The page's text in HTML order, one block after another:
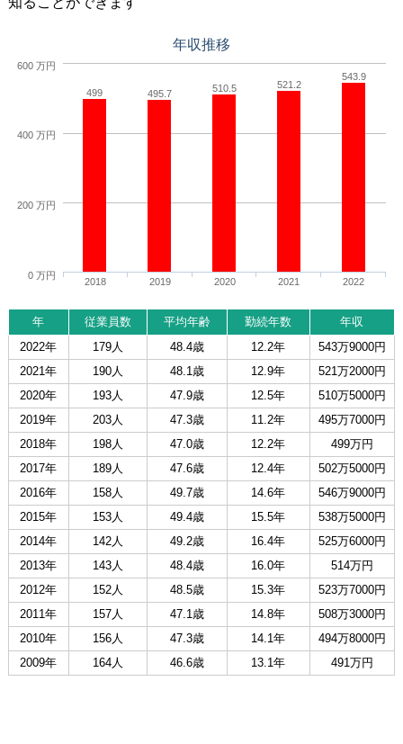
年収推移
499 495.7 510.5 521.2
543.9
2018 2019 2020 2021 2022
0 万円
200 万円
400 万円
600 万円
年 従業員数 平均年齢 勤続年数
年収
2022年
179人 48.4歳 12.2年
543万9000円
2021年
190人 48.1歳 12.9年
521万2000円
2020年
193人 47.9歳 12.5年
510万5000円
2019年
203人 47.3歳 11.2年
495万7000円
2018年
198人 47.0歳 12.2年
499万円
2017年
189人 47.6歳 12.4年
502万5000円
2016年
158人 49.7歳 14.6年
546万9000円
2015年
153人 49.4歳 15.5年
538万5000円
2014年
142人 49.2歳 16.4年
525万6000円
2013年
143人 48.4歳 16.0年
514万円
2012年
152人 48.5歳 15.3年
523万7000円
2011年
157人 47.1歳 14.8年
508万3000円
2010年
156人 47.3歳 14.1年
494万8000円
2009年
164人 46.6歳 13.1年 491万円